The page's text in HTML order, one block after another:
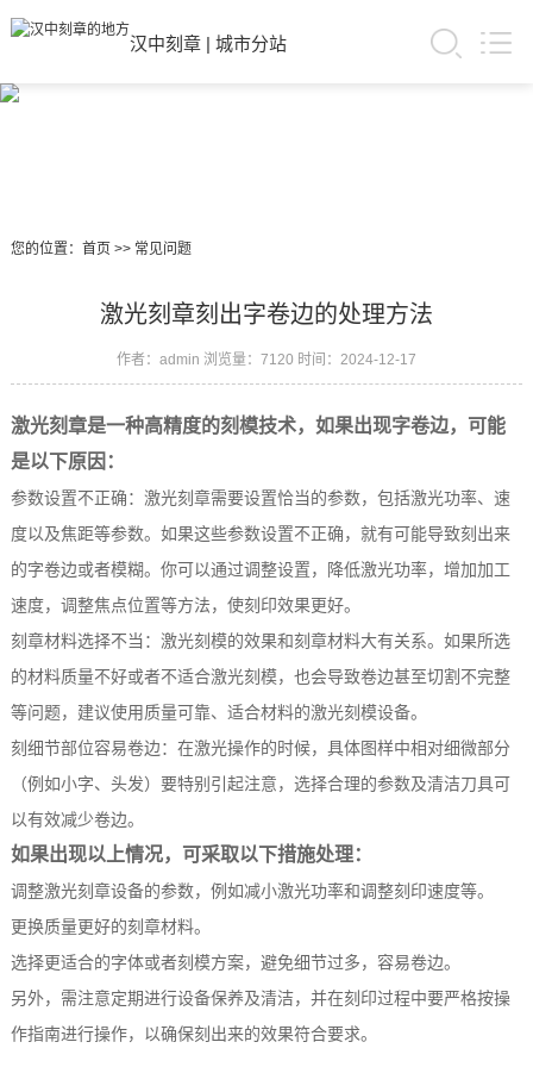
汉中刻章| 城市分站
您的位置： 首页 >> 常见问题
激光刻章刻出字卷边的处理方法
作者：admin 浏览量：7120 时间：2024-12-17
激光刻章是一种高精度的刻模技术，如果出现字卷边，可能
是以下原因：
参数设置不正确：激光刻章需要设置恰当的参数，包括激光功率、速
度以及焦距等参数。如果这些参数设置不正确，就有可能导致刻出来
的字卷边或者模糊。你可以通过调整设置，降低激光功率，增加加工
速度，调整焦点位置等方法，使刻印效果更好。
刻章材料选择不当：激光刻模的效果和刻章材料大有关系。如果所选
的材料质量不好或者不适合激光刻模，也会导致卷边甚至切割不完整
等问题，建议使用质量可靠、适合材料的激光刻模设备。
刻细节部位容易卷边：在激光操作的时候，具体图样中相对细微部分
（例如小字、头发）要特别引起注意，选择合理的参数及清洁刀具可
以有效减少卷边。
如果出现以上情况，可采取以下措施处理：
调整激光刻章设备的参数，例如减小激光功率和调整刻印速度等。
更换质量更好的刻章材料。
选择更适合的字体或者刻模方案，避免细节过多，容易卷边。
另外，需注意定期进行设备保养及清洁，并在刻印过程中要严格按操
作指南进行操作，以确保刻出来的效果符合要求。